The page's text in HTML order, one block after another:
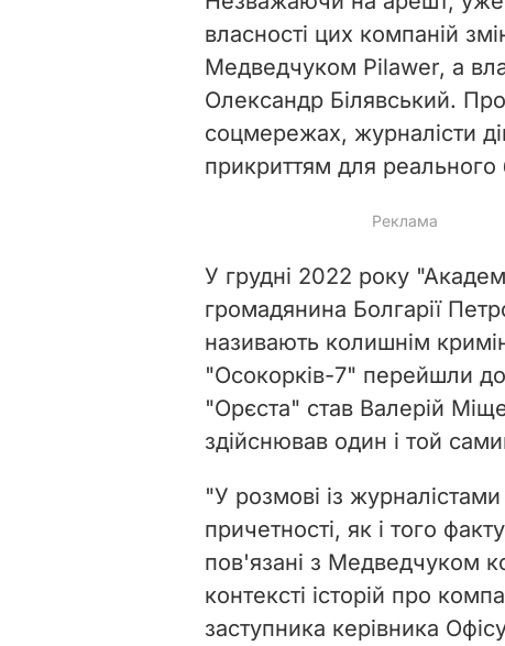
власності цих компаній
Медведчуком Pilawer, а
Олександр Білявський.
соцмережах, журналісти
прикриттям для реального
У грудні 2022 року
громадянина Болгарії
називають колишнім
"Осокорків-7" перейшли
"Орєста" став Валерій
здійснював один і той
"У розмові із
причетності, як і того
пов'язані з Медведчуком
контексті історій про
заступника керівника